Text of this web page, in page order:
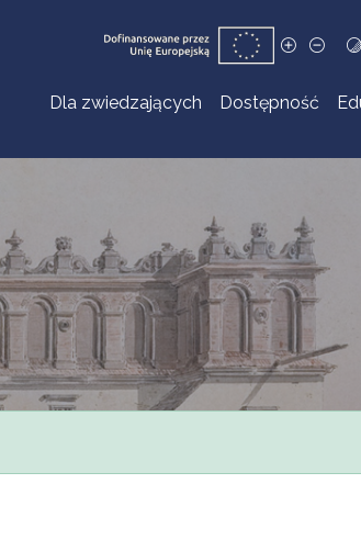
Dla zwiedzających Dostępność